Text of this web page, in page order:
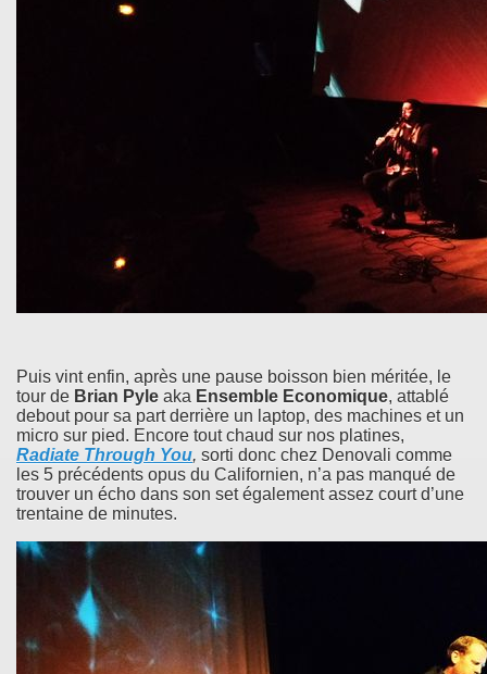
Puis vint enfin, après une pause boisson bien méritée, le
tour de Brian Pyle aka Ensemble Economique, attablé
debout pour sa part derrière un laptop, des machines et un
micro sur pied. Encore tout chaud sur nos platines,
Radiate Through You, sorti donc chez Denovali comme
les 5 précédents opus du Californien, n’a pas manqué de
trouver un écho dans son set également assez court d’une
trentaine de minutes.